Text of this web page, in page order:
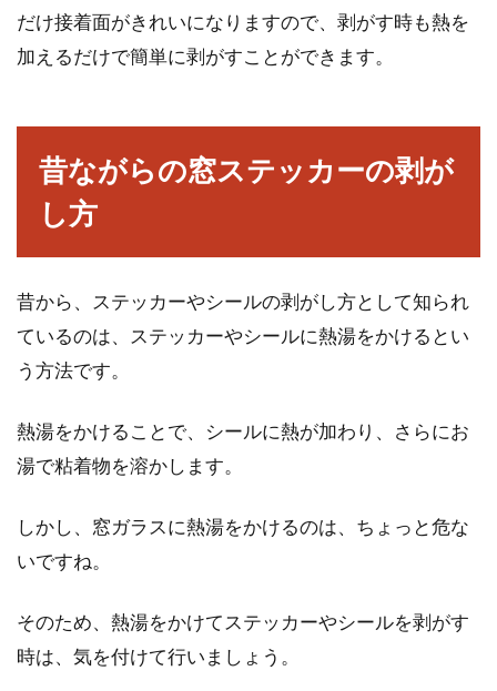
窓から入る冷気を防ぐには？窓の防
寒対策について解説！
も下がります。冬に室温が下がる主な原因は、
「窓から...
殺風景な窓をDIYでお洒落棚へ！ア
イデア満載のDIY棚をご紹介
部屋のインテリアを自分好みに変えても、窓は
のメリットにも注目！
要です。近年は、極端な気候が多くなっている
ので、窓...
だけ接着面がきれいになりますので、剥がす時も熱を
加えるだけで簡単に剥がすことができます。
昔ながらの窓ステッカーの剥が
し方
昔から、ステッカーやシールの剥がし方として知られ
ているのは、ステッカーやシールに熱湯をかけるとい
う方法です。
熱湯をかけることで、シールに熱が加わり、さらにお
湯で粘着物を溶かします。
しかし、窓ガラスに熱湯をかけるのは、ちょっと危な
いですね。
そのため、熱湯をかけてステッカーやシールを剥がす
時は、気を付けて行いましょう。